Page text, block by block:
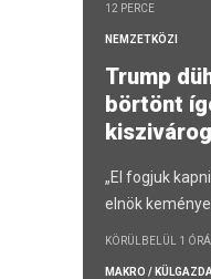
12 PERCE
NEMZETKÖZI
Trump
börtönt
„El fogjuk
elnök
KÖRÜLBELÜL 1
MAKRO /